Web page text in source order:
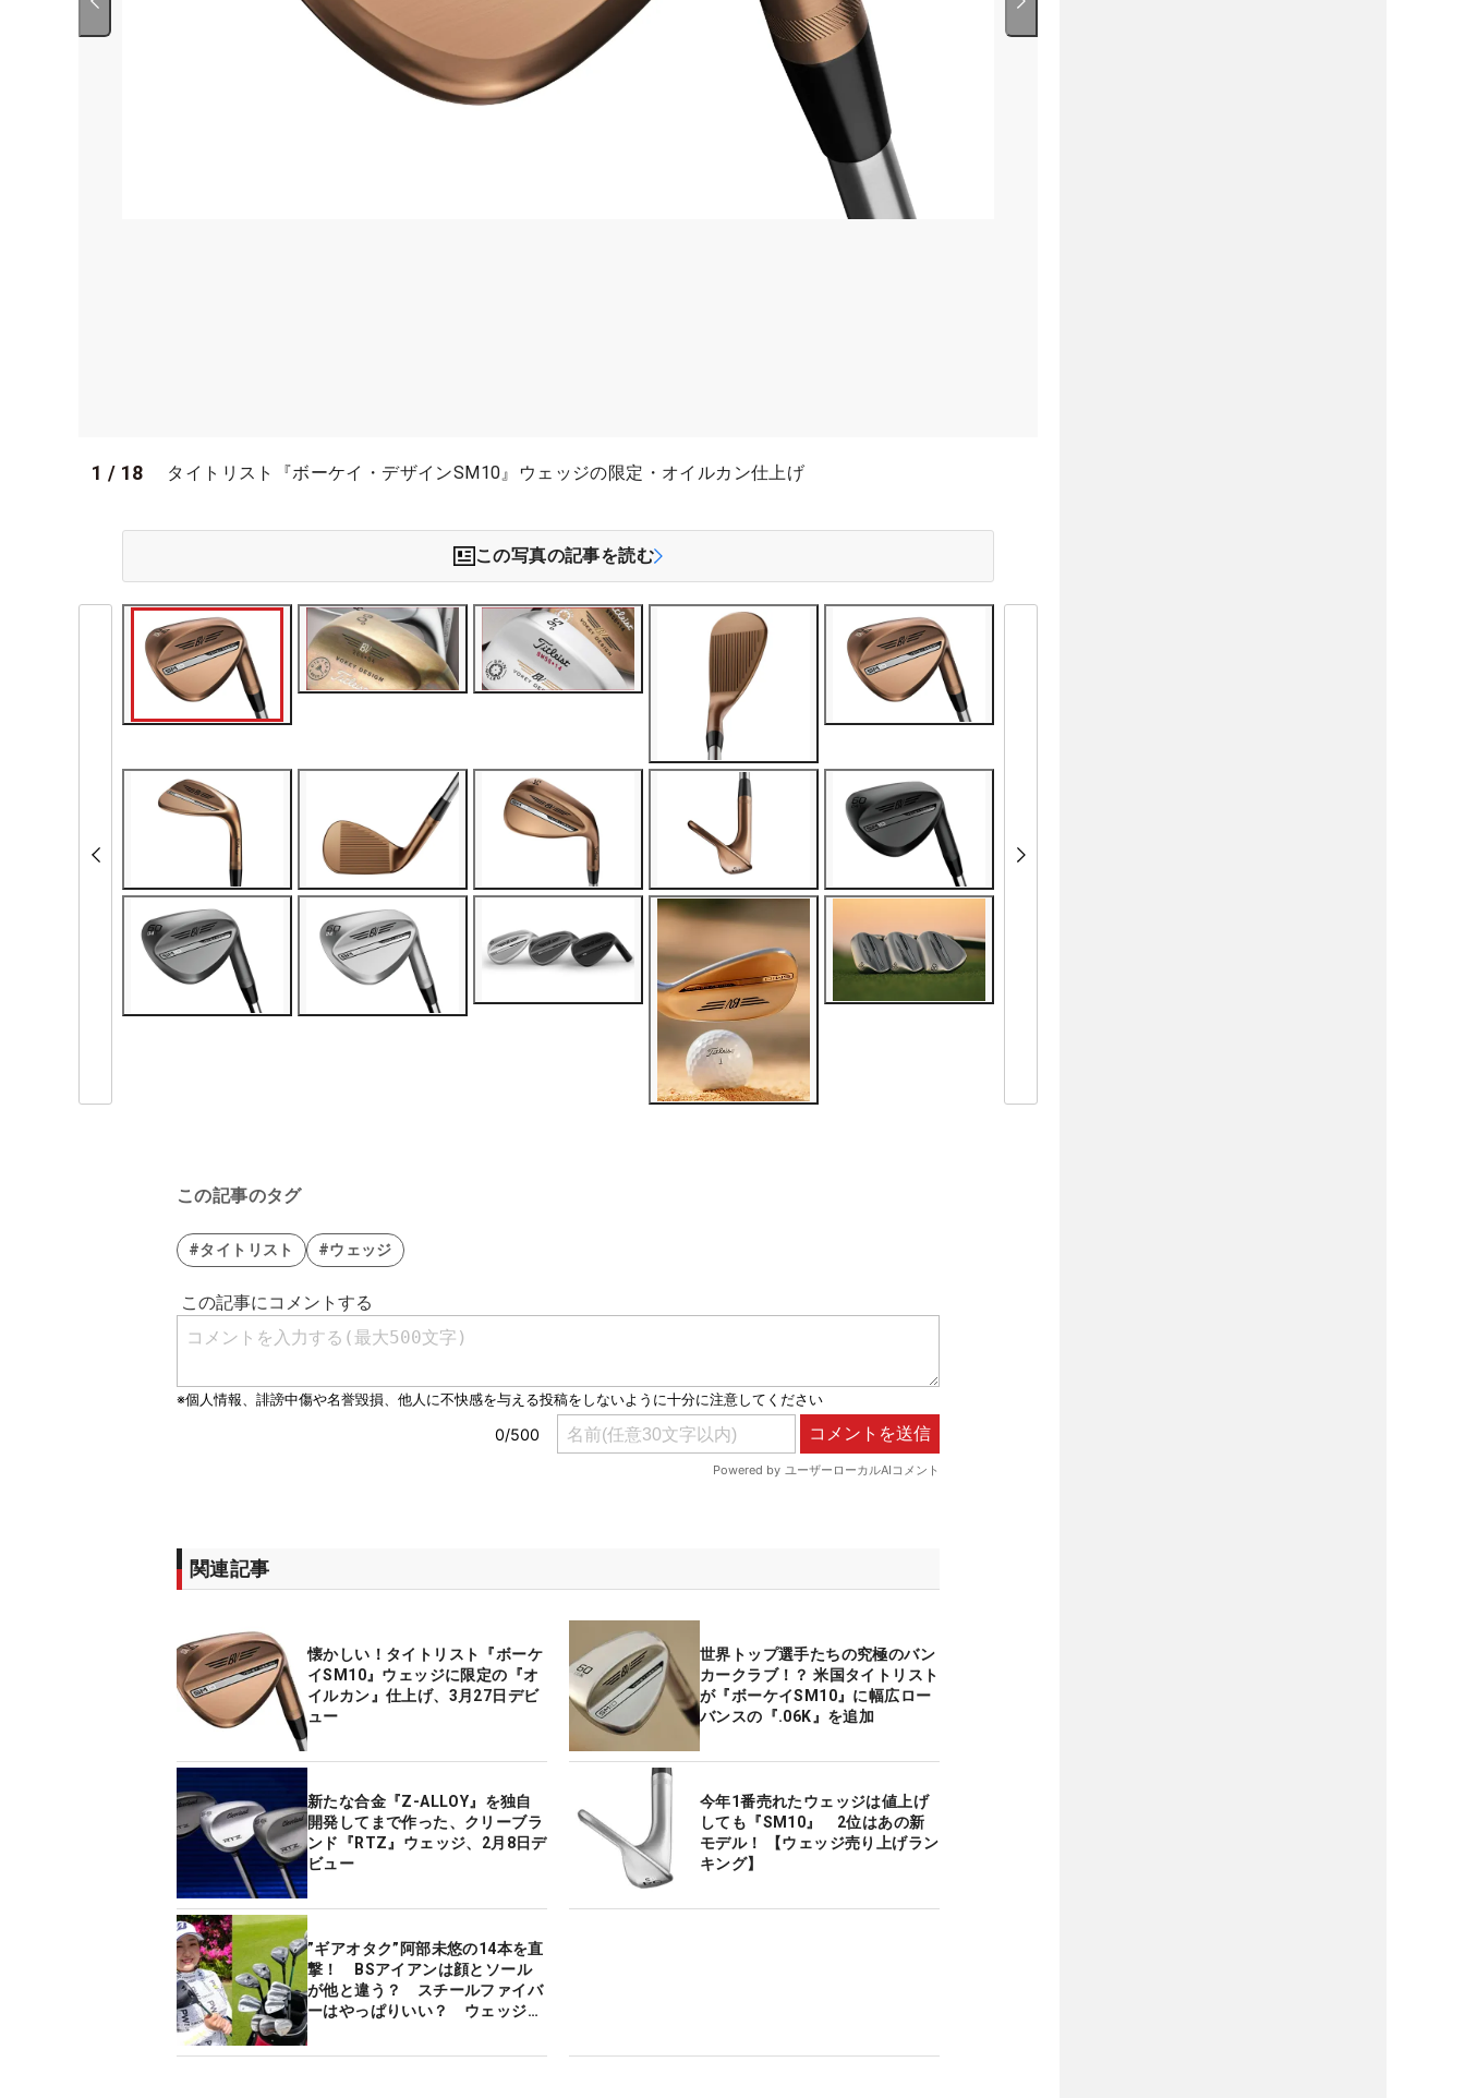
1 / 18 タイトリスト『ボーケイ・デザインSM10』ウェッジの限定・オイルカン仕上げ
この写真の記事を読む
この記事のタグ
#タイトリスト #ウェッジ
関連記事
懐かしい！タイトリスト『ボーケ
イSM10』ウェッジに限定の『オ
イルカン』仕上げ、3月27日デビ
ュー
世界トップ選手たちの究極のバン
カークラブ！？ 米国タイトリスト
が『ボーケイSM10』に幅広ロー
バンスの『.06K』を追加
新たな合金『Z-ALLOY』を独自
開発してまで作った、クリーブラ
ンド『RTZ』ウェッジ、2月8日デ
ビュー
今年1番売れたウェッジは値上げ
しても『SM10』 2位はあの新
モデル！ 【ウェッジ売り上げラン
キング】
”ギアオタク”阿部未悠の14本を直
撃！ BSアイアンは顔とソール
が他と違う？ スチールファイバ
ーはやっぱりいい？ ウェッジの